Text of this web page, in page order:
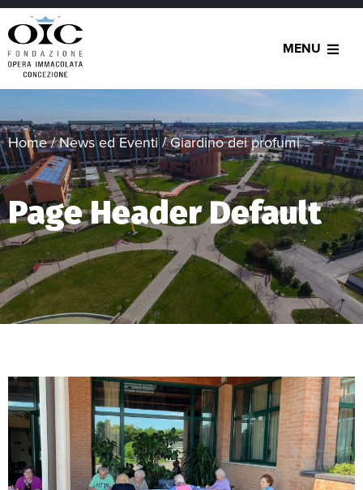
MENU
Home/News ed Eventi/Giardino dei profumi
Page Header Default